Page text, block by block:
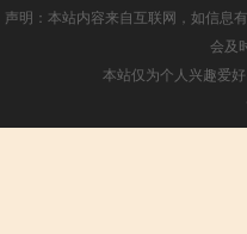
声明：本站内容来自互联网，如信息
会及
本站仅为个人兴趣爱